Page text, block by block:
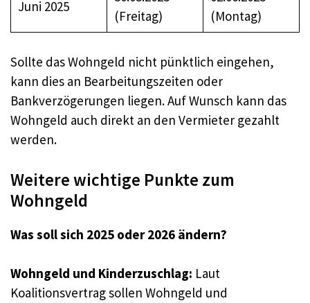
Juni 2025
(Freitag)
(Montag)
Sollte das Wohngeld nicht pünktlich eingehen,
kann dies an Bearbeitungszeiten oder
Bankverzögerungen liegen. Auf Wunsch kann das
Wohngeld auch direkt an den Vermieter gezahlt
werden.
Weitere wichtige Punkte zum
Wohngeld
Was soll sich 2025 oder 2026 ändern?
Wohngeld und Kinderzuschlag: Laut
Koalitionsvertrag sollen Wohngeld und